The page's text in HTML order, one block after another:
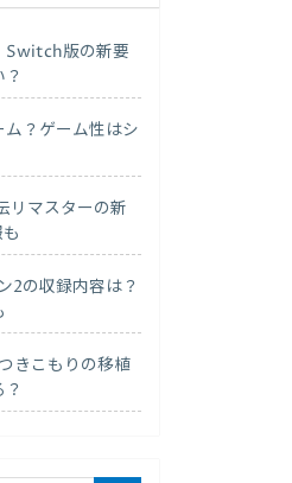
Switch版の新要
？ゲーム性はシ
リマスターの新
2の収録内容は？
きこもりの移植